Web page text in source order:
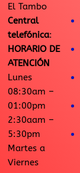
El Tambo
Central
telefónica:
HORARIO DE
ATENCIÓN
Lunes
08:30am –
01:00pm
2:30aam –
5:30pm
Martes a
Viernes